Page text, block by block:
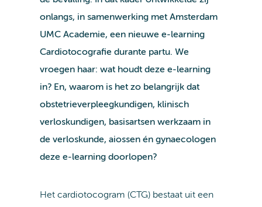
onlangs, in samenwerking met Amsterdam
UMC Academie, een nieuwe e-learning
Cardiotocografie durante partu. We
vroegen haar: wat houdt deze e-learning
in? En, waarom is het zo belangrijk dat
obstetrieverpleegkundigen, klinisch
verloskundigen, basisartsen werkzaam in
de verloskunde, aiossen én gynaecologen
deze e-learning doorlopen?
Het cardiotocogram (CTG) bestaat uit een